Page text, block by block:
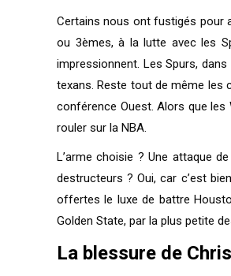
Certains nous ont fustigés pour
ou 3èmes, à la lutte avec les
impressionnent. Les Spurs,
texans. Reste tout de même les
conférence Ouest. Alors que
rouler sur la NBA.
L’arme choisie ? Une attaque
destructeurs ? Oui, car c’est
offertes le luxe de battre
Golden State, par la plus petite
La blessure de